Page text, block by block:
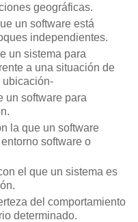
geográficas.
un software está
independientes.
un sistema para
a una situación de
ubicación-
un software para
la que un software
software o
el que un sistema es
del comportamiento
determinado.